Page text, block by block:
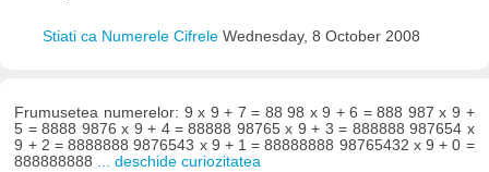
Stiati ca Numerele Cifrele Wednesday, 8 October 2008
Frumusetea numerelor: 9 x 9 + 7 = 88 98 x 9 + 6 = 888 987 x 9 +
5 = 8888 9876 x 9 + 4 = 88888 98765 x 9 + 3 = 888888 987654 x
9 + 2 = 8888888 9876543 x 9 + 1 = 88888888 98765432 x 9 + 0 =
888888888
... deschide curiozitatea